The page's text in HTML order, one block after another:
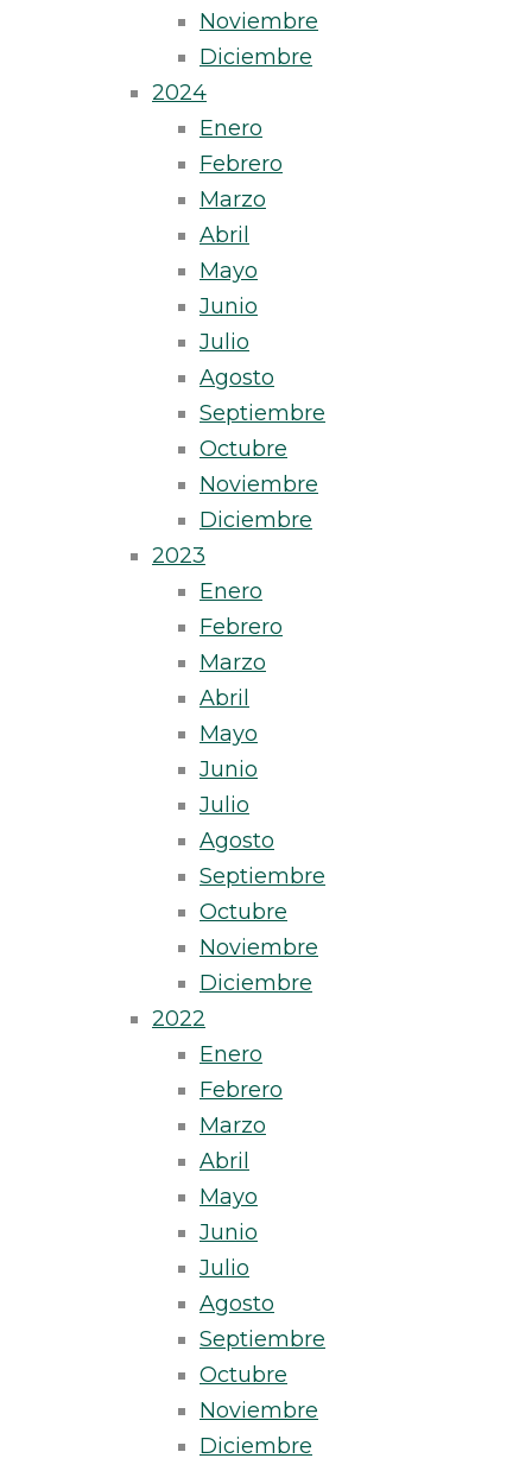
Noviembre
Diciembre
2024
Enero
Febrero
Marzo
Abril
Mayo
Junio
Julio
Agosto
Septiembre
Octubre
Noviembre
Diciembre
2023
Enero
Febrero
Marzo
Abril
Mayo
Junio
Julio
Agosto
Septiembre
Octubre
Noviembre
Diciembre
2022
Enero
Febrero
Marzo
Abril
Mayo
Junio
Julio
Agosto
Septiembre
Octubre
Noviembre
Diciembre